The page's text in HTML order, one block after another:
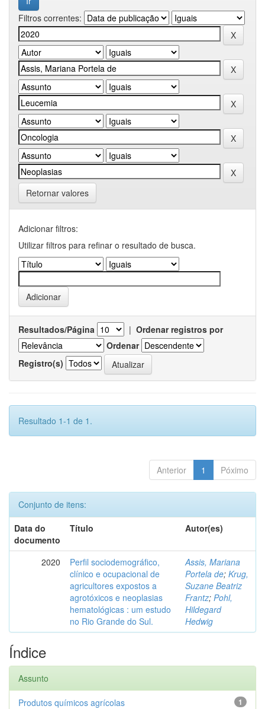
Filtros correntes:
Retornar valores
Adicionar filtros:
Utilizar filtros para refinar o resultado de busca.
Resultados/Página | Ordenar registros por
Ordenar
Registro(s)
Resultado 1-1 de 1.
Anterior 1 Póximo
Conjunto de itens:
Data do
documento
Título Autor(es)
2020
Perfil sociodemográfico,
clínico e ocupacional de
agricultores expostos a
agrotóxicos e neoplasias
hematológicas : um estudo
no Rio Grande do Sul.
Assis, Mariana
Portela de; Krug,
Suzane Beatriz
Frantz; Pohl,
Hildegard
Hedwig
Índice
Assunto
1
Produtos químicos agrícolas